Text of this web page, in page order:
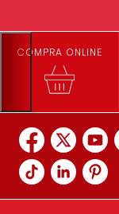
COMPRA ONLINE